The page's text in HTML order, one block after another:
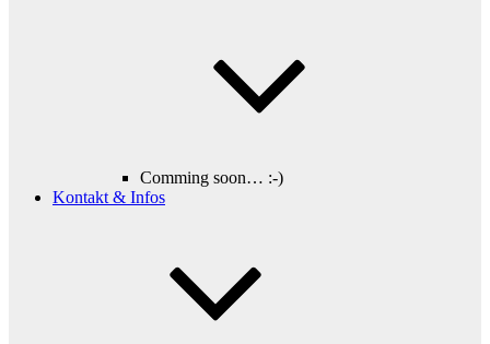
Comming soon… :-)
Kontakt & Infos